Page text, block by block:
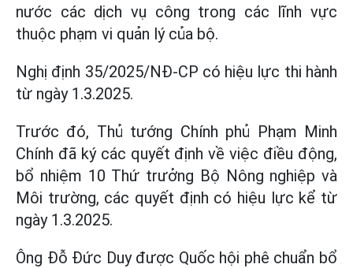
nước các dịch vụ công trong các lĩnh vực
thuộc phạm vi quản lý của bộ.
Nghị định 35/2025/NĐ-CP có hiệu lực thi hành
từ ngày 1.3.2025.
Trước đó, Thủ tướng Chính phủ Phạm Minh
Chính đã ký các quyết định về việc điều động,
bổ nhiệm 10 Thứ trưởng Bộ Nông nghiệp và
Môi trường, các quyết định có hiệu lực kể từ
ngày 1.3.2025.
Ông Đỗ Đức Duy được Quốc hội phê chuẩn bổ